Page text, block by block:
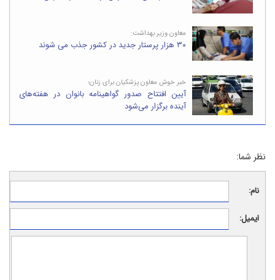
معاون وزیر بهداشت:
۳۰ هزار پرستار جدید در کشور جذب می‌ شوند
خبر خوش معاون پزشکیان برای زنان؛
آیین افتتاح صدور گواهینامه بانوان در هفته‌های
آینده برگزار می‌شود
نظر شما:
نام:
ایمیل: